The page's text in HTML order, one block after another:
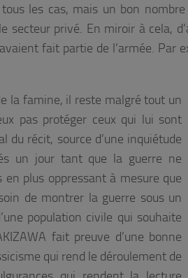
les cas, mais un bon nombre
secteur privé. En miroir à cela,
fait partie de l’armée. Par
la famine, il reste malgré tout un
pas protéger ceux qui lui sont
du récit, source d’une inquiétude
un jour tant que la guerre ne
plus oppressant à mesure que
de montrer la guerre sous un
population civile qui souhaite
fait preuve d’une bonne
qui rend le déroulement de